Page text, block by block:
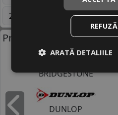
205/65 R16C
195/60 R16C
Producatori anvelope:
BRIDGESTONE
DUNLOP
ARATĂ DETALIILE